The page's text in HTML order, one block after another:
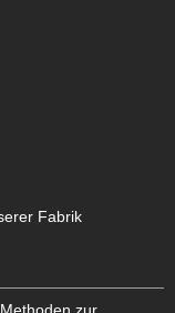
Fabrik
zur